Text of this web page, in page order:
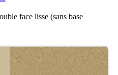
face lisse (sans base